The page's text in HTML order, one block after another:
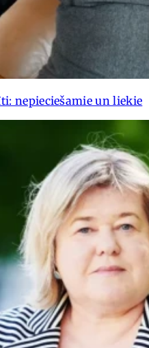
nepieciešamie un liekie